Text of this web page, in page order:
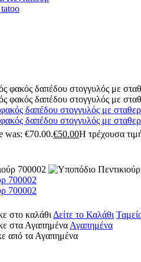
δαπέδου στογγυλός με
δαπέδου στογγυλός με
was: €70.00.€50.00Η τρέχουσα
700002
700002
στο καλάθι Δείτε το Καλάθι
στα Αγαπημένα Αγαπημένα
από τα Αγαπημένα